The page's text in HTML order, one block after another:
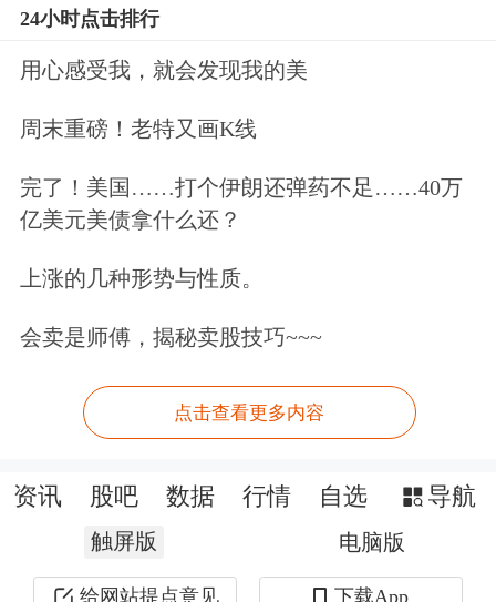
24小时点击排行
用心感受我，就会发现我的美
周末重磅！老特又画K线
完了！美国……打个伊朗还弹药不足……40万
亿美元美债拿什么还？
上涨的几种形势与性质。
会卖是师傅，揭秘卖股技巧~~~
点击查看更多内容
资讯 股吧 数据 行情 自选 导航
触屏版 电脑版
给网站提点意见 下载App